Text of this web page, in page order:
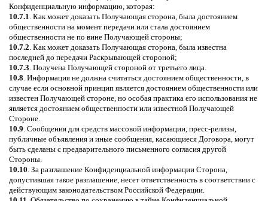
Конфиденциальную информацию, которая:
10.7.1. Как может доказать Получающая сторона, была достоянием
общественности на момент передачи или стала достоянием
общественности не по вине Получающей стороны;
10.7.2. Как может доказать Получающая сторона, была известна
последней до передачи Раскрывающей стороной;
10.7.3. Получена Получающей стороной от третьего лица.
10.8. Информация не должна считаться достоянием общественности, в
случае если основной принцип является достоянием общественности или
известен Получающей стороне, но особая практика его использования не
является достоянием общественности или известной Получающей
Стороне.
10.9. Сообщения для средств массовой информации, пресс-релизы,
публичные объявления и иные сообщения, касающиеся Договора, могут
быть сделаны с предварительного письменного согласия другой
Стороны.
10.10. За разглашение Конфиденциальной информации Сторона,
допустившая такое разглашение, несет ответственность в соответствии с
действующим законодательством Российской Федерации.